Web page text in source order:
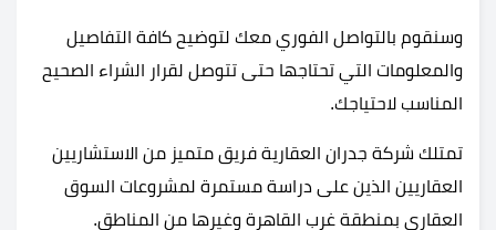
وسنقوم بالتواصل الفوري معك لتوضيح كافة التفاصيل
والمعلومات التي تحتاجها حتى تتوصل لقرار الشراء الصحيح
المناسب لاحتياجك.
تمتلك شركة جدران العقارية فريق متميز من الاستشاريين
العقاريين الذين على دراسة مستمرة لمشروعات السوق
العقاري بمنطقة غرب القاهرة وغيرها من المناطق.